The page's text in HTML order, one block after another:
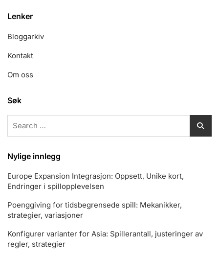
Lenker
Bloggarkiv
Kontakt
Om oss
Søk
Nylige innlegg
Europe Expansion Integrasjon: Oppsett, Unike kort,
Endringer i spillopplevelsen
Poenggiving for tidsbegrensede spill: Mekanikker,
strategier, variasjoner
Konfigurer varianter for Asia: Spillerantall, justeringer av
regler, strategier